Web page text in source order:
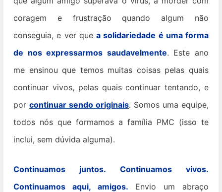
coragem e frustração quando algum não
conseguia, e ver que a solidariedade é uma forma
de nos expressarmos saudavelmente. Este ano
me ensinou que temos muitas coisas pelas quais
continuar vivos, pelas quais continuar tentando, e
por continuar sendo originais. Somos uma equipe,
todos nós que formamos a família PMC (isso te
inclui, sem dúvida alguma).
Continuamos juntos. Continuamos vivos.
Continuamos aqui, amigos. Envio um abraço